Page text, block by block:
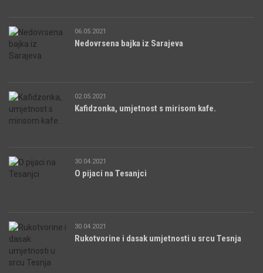
06.05.2021
Nedovrsena bajka iz Sarajeva
02.05.2021
Kafidzonka, umjetnost s mirisom kafe.
30.04.2021
O pijaci na Tesanjci
30.04.2021
Rukotvorine i dasak umjetnosti u srcu Tesnja